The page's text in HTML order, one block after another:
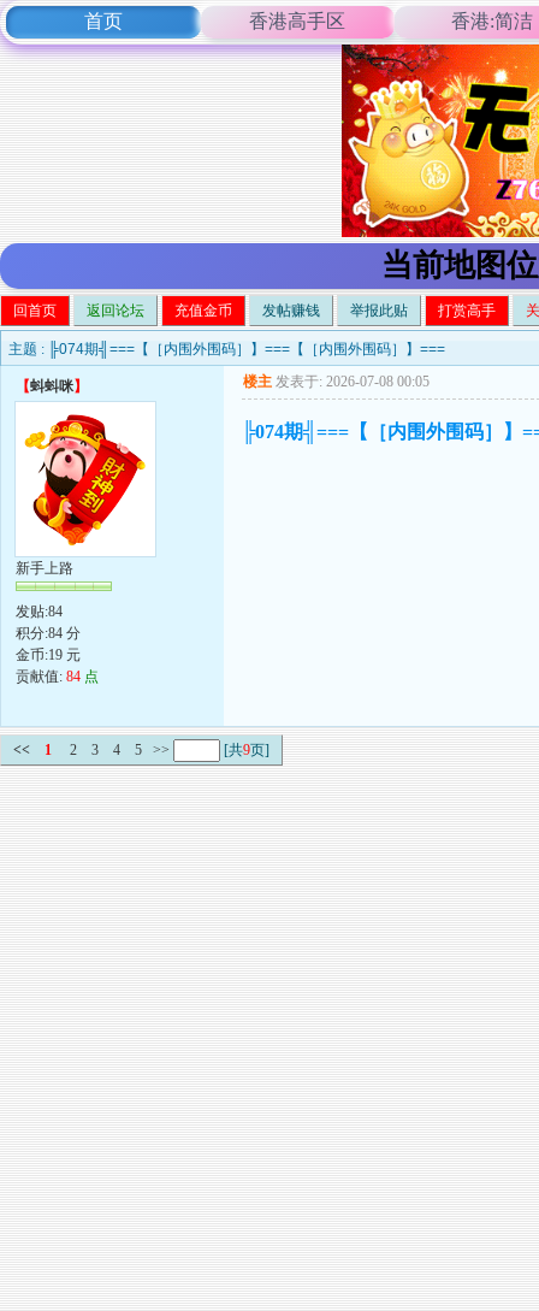
首页 香港高手区 香港:简洁
当前地图
回首页 返回论坛 充值金币 发帖赚钱 举报此贴 打赏高手
主题 : ╠074期╣===【［内围外围码］】===【［内围外围码］】===
【蚪蚪咪】
新手上路
发贴:84
积分:84 分
金币:19 元
贡献值: 84 点
楼主 发表于: 2026-07-08 00:05
╠074期╣===【［内围外围码］】
<< 1 2 3 4 5 >> [共9页]